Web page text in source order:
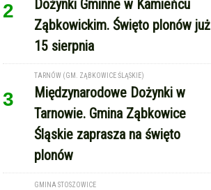
2
Dożynki Gminne w Kamieńcu
Ząbkowickim. Święto plonów już
15 sierpnia
3
TARNÓW (GM. ZĄBKOWICE ŚLĄSKIE)
Międzynarodowe Dożynki w
Tarnowie. Gmina Ząbkowice
Śląskie zaprasza na święto
plonów
GMINA STOSZOWICE